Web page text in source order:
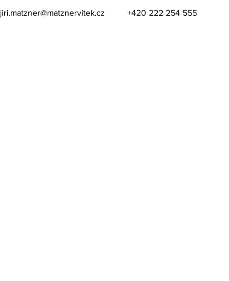
jiri.matzner@matznervitek.cz +420 222 254 555